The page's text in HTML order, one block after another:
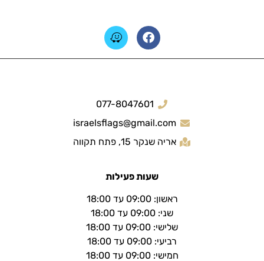
077-8047601
israelsflags@gmail.com
אריה שנקר 15, פתח תקווה
שעות פעילות
ראשון: 09:00 עד 18:00
שני: 09:00 עד 18:00
שלישי: 09:00 עד 18:00
רביעי: 09:00 עד 18:00
חמישי: 09:00 עד 18:00